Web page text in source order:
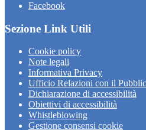
Facebook
Sezione Link Utili
Cookie policy
Note legali
Informativa Privacy
Ufficio Relazioni con il
Dichiarazione di accessibilità
Obiettivi di accessibilità
Whistleblowing
Gestione consensi cookie